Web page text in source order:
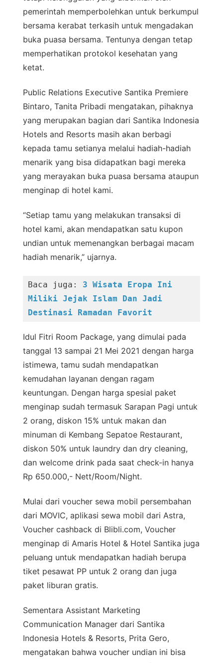
pemerintah memperbolehkan untuk berkumpul
bersama kerabat terkasih untuk mengadakan
buka puasa bersama. Tentunya dengan tetap
memperhatikan protokol kesehatan yang
ketat.
Public Relations Executive Santika Premiere
Bintaro, Tanita Pribadi mengatakan, pihaknya
yang merupakan bagian dari Santika Indonesia
Hotels and Resorts masih akan berbagi
kepada tamu setianya melalui hadiah-hadiah
menarik yang bisa didapatkan bagi mereka
yang merayakan buka puasa bersama ataupun
menginap di hotel kami.
“Setiap tamu yang melakukan transaksi di
hotel kami, akan mendapatkan satu kupon
undian untuk memenangkan berbagai macam
hadiah menarik,” ujarnya.
Baca juga: 3 Wisata Eropa Ini
Miliki Jejak Islam Dan Jadi
Destinasi Ramadan Favorit
Idul Fitri Room Package, yang dimulai pada
tanggal 13 sampai 21 Mei 2021 dengan harga
istimewa, tamu sudah mendapatkan
kemudahan layanan dengan ragam
keuntungan. Dengan harga spesial paket
menginap sudah termasuk Sarapan Pagi untuk
2 orang, diskon 15% untuk makan dan
minuman di Kembang Sepatoe Restaurant,
diskon 50% untuk laundry dan dry cleaning,
dan welcome drink pada saat check-in hanya
Rp 650.000,- Nett/Room/Night.
Mulai dari voucher sewa mobil persembahan
dari MOVIC, aplikasi sewa mobil dari Astra,
Voucher cashback di Blibli.com, Voucher
menginap di Amaris Hotel & Hotel Santika juga
peluang untuk mendapatkan hadiah berupa
tiket pesawat PP untuk 2 orang dan juga
paket liburan gratis.
Sementara Assistant Marketing
Communication Manager dari Santika
Indonesia Hotels & Resorts, Prita Gero,
mengatakan bahwa voucher undian ini bisa